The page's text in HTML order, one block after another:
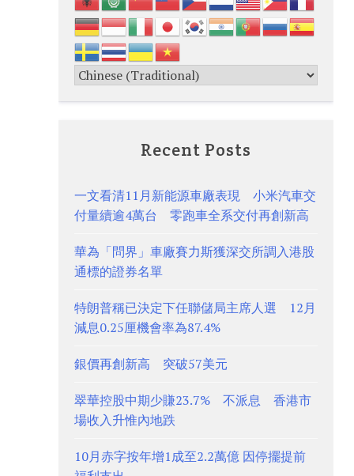
Recent Posts
一文看清11月新能源車廠表現 小米汽車交
付量續逾4萬台 零跑車全系交付再創新高
華為「問界」車廠賽力斯獲深交所調入港股
通標的證券名單
特朗普稱已決定下任聯儲局主席人選 12月
減息0.25厘機會率為87.4%
銀價再創新高 突破57美元
翠華控股中期少賺23.7% 不派息 香港市
場收入升惟內地跌
10月赤字按年增1成至2.2萬億 因停擺提前